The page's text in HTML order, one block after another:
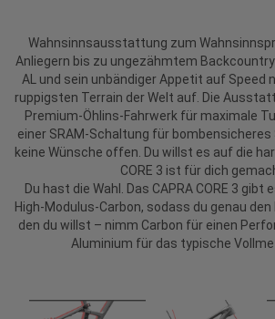
Wahnsinnsausstattung zum
Anliegern bis zu ungezähmtem Backcountry:
AL und sein unbändiger Appetit auf Speed
ruppigsten Terrain der Welt auf. Die
Premium-Öhlins-Fahrwerk für maximale
einer SRAM-Schaltung für
keine Wünsche offen. Du willst es auf die
CORE 3 ist für dich
Du hast die Wahl. Das CAPRA CORE 3 gibt
High-Modulus-Carbon, sodass du genau
den du willst – nimm Carbon für einen
Aluminium für das typische